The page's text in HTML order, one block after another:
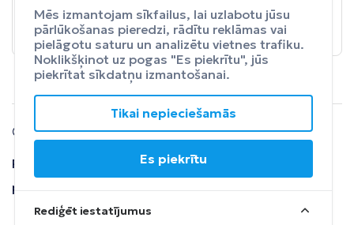
Apdrošināt
© 2024 SIA Fly Travel.
Privātuma
politika
Lietošanas
noteikumi
tiesības
Mēs izmantojam sīkfailus, lai uzlabotu jūsu
pārlūkošanas pieredzi, rādītu reklāmas vai
pielāgotu saturu un analizētu vietnes trafiku.
Noklikšķinot uz pogas "Es piekrītu", jūs
piekrītat sīkdatņu izmantošanai.
Tikai nepieciešamās
Es piekrītu
Rediģēt iestatījumus